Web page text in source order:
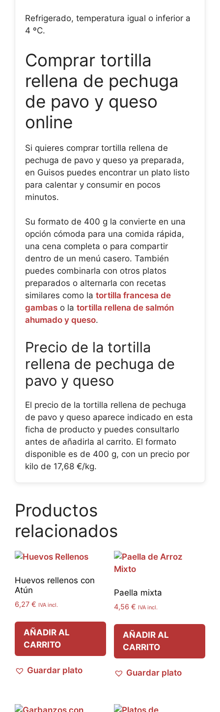
Refrigerado, temperatura igual o inferior a
4 ºC.
Comprar tortilla
rellena de pechuga
de pavo y queso
online
Si quieres comprar tortilla rellena de
pechuga de pavo y queso ya preparada,
en Guisos puedes encontrar un plato listo
para calentar y consumir en pocos
minutos.
Su formato de 400 g la convierte en una
opción cómoda para una comida rápida,
una cena completa o para compartir
dentro de un menú casero. También
puedes combinarla con otros platos
preparados o alternarla con recetas
similares como la tortilla francesa de
gambas o la tortilla rellena de salmón
ahumado y queso.
Precio de la tortilla
rellena de pechuga de
pavo y queso
El precio de la tortilla rellena de pechuga
de pavo y queso aparece indicado en esta
ficha de producto y puedes consultarlo
antes de añadirla al carrito. El formato
disponible es de 400 g, con un precio por
kilo de 17,68 €/kg.
Productos
relacionados
Huevos rellenos con
Atún
6,27 € IVA incl.
AÑADIR AL
CARRITO
Guardar plato
Paella mixta
4,56 € IVA incl.
AÑADIR AL
CARRITO
Guardar plato